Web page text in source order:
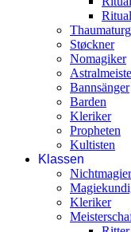
Støckner
Nomagiker
Bannsänger
Barden
Kleriker
Propheten
Kultisten
Klassen
Nichtmagier
Kleriker